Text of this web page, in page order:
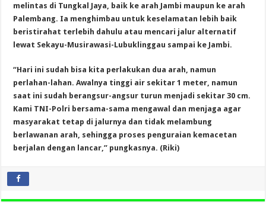
melintas di Tungkal Jaya, baik ke arah Jambi maupun ke arah
Palembang. Ia menghimbau untuk keselamatan lebih baik
beristirahat terlebih dahulu atau mencari jalur alternatif
lewat Sekayu-Musirawasi-Lubuklinggau sampai ke Jambi.
“Hari ini sudah bisa kita perlakukan dua arah, namun
perlahan-lahan. Awalnya tinggi air sekitar 1 meter, namun
saat ini sudah berangsur-angsur turun menjadi sekitar 30 cm.
Kami TNI-Polri bersama-sama mengawal dan menjaga agar
masyarakat tetap di jalurnya dan tidak melambung
berlawanan arah, sehingga proses penguraian kemacetan
berjalan dengan lancar,” pungkasnya. (Riki)